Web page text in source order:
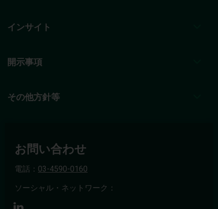
インサイト
開示事項
その他方針等
お問い合わせ
電話： 03-4590-0160
ソーシャル・ネットワーク：